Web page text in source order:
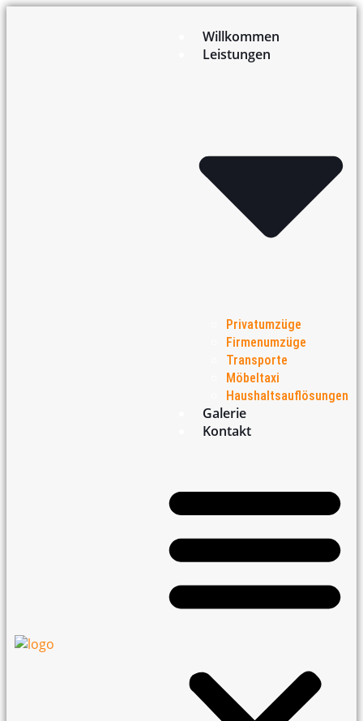
Willkommen
Leistungen
Privatumzüge
Firmenumzüge
Transporte
Möbeltaxi
Haushaltsauflösungen
Galerie
Kontakt